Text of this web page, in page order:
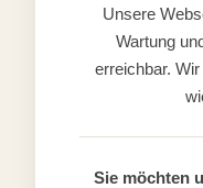
Unsere
Wartung
erreichbar.
Sie möchten